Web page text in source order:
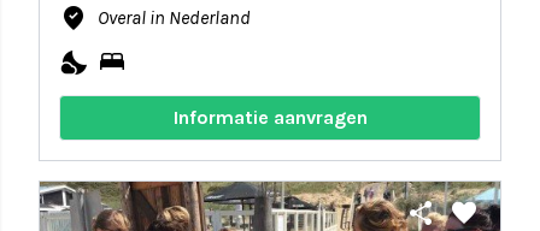
where_to_vote Overal in Nederland
nights_stay bed
Informatie aanvragen
share favorite